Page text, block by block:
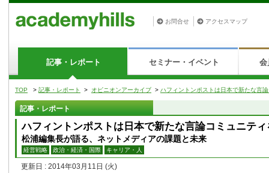
お問合せ アクセスマップ
記事・レポート セミナー・イベント 会
TOP > 記事・レポート > オピニオンアーカイブ > ハフィントンポストは日本で新たな言
記事・レポート
ハフィントンポストは日本で新たな言論コミュニテ
松浦編集長が語る、ネットメディアの課題と未来
経営戦略 政治・経済・国際 キャリア・人
更新日 : 2014年03月11日 (火)